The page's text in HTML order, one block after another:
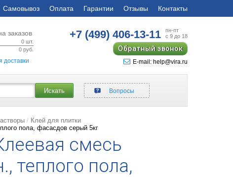
Самовывоз Оплата Гарантии Отзывы Контакты
заказов
0 шт.
0 руб.
доставки
+7 (499)406-13-11
пн-пт
с 9 до 18
Обратный звонок
E-mail: help@vira.ru
Искать Вопросы
Клей для плитки
пола, фасасдов серый 5кг
смесь
теплого пола,